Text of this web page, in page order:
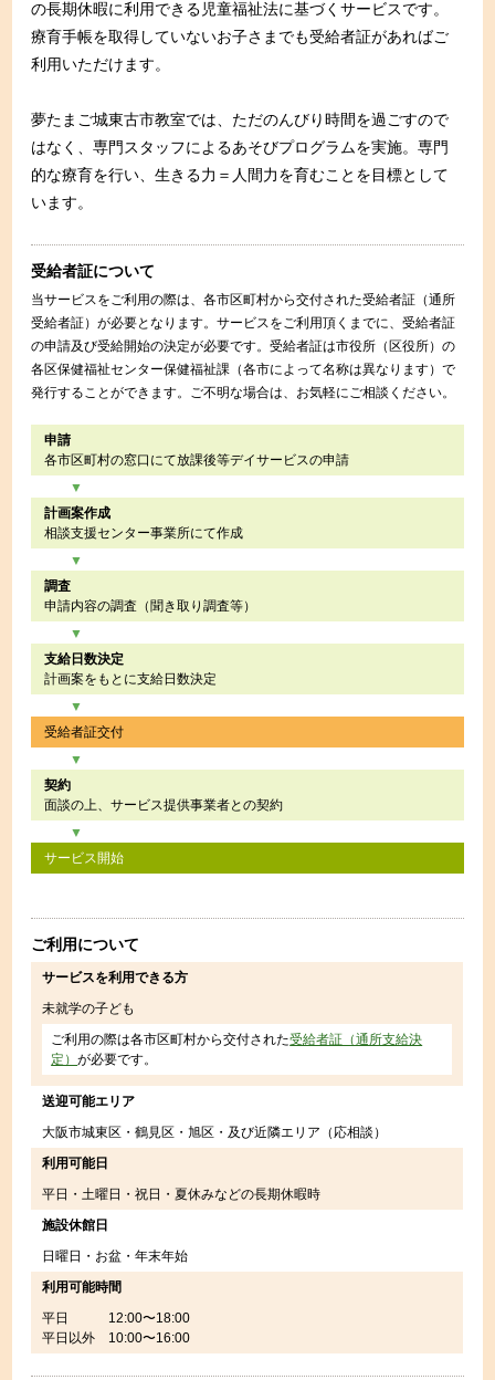
の長期休暇に利用できる児童福祉法に基づくサービスです。
療育手帳を取得していないお子さまでも受給者証があればご
利用いただけます。
夢たまご城東古市教室では、ただのんびり時間を過ごすので
はなく、専門スタッフによるあそびプログラムを実施。専門
的な療育を行い、生きる力＝人間力を育むことを目標として
います。
受給者証について
当サービスをご利用の際は、各市区町村から交付された受給者証（通所
受給者証）が必要となります。サービスをご利用頂くまでに、受給者証
の申請及び受給開始の決定が必要です。受給者証は市役所（区役所）の
各区保健福祉センター保健福祉課（各市によって名称は異なります）で
発行することができます。ご不明な場合は、お気軽にご相談ください。
申請
各市区町村の窓口にて放課後等デイサービスの申請
計画案作成
相談支援センター事業所にて作成
調査
申請内容の調査（聞き取り調査等）
支給日数決定
計画案をもとに支給日数決定
受給者証交付
契約
面談の上、サービス提供事業者との契約
サービス開始
ご利用について
サービスを利用できる方
未就学の子ども
ご利用の際は各市区町村から交付された受給者証（通所支給決
定）が必要です。
送迎可能エリア
大阪市城東区・鶴見区・旭区・及び近隣エリア（応相談）
利用可能日
平日・土曜日・祝日・夏休みなどの長期休暇時
施設休館日
日曜日・お盆・年末年始
利用可能時間
平日 12:00〜18:00
平日以外 10:00〜16:00